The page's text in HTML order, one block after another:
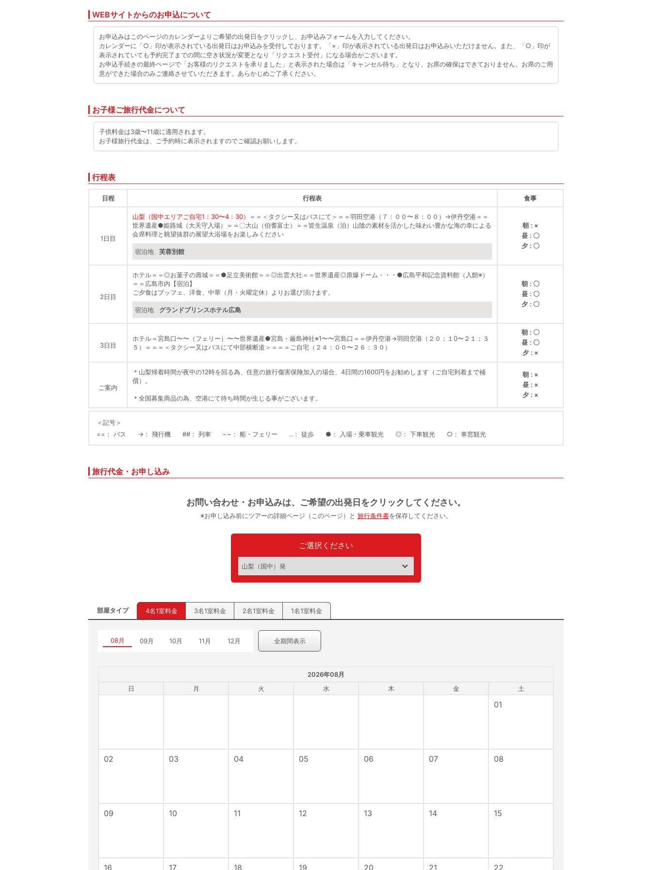
WEBサイトからのお申込について
お申込みはこのページのカレンダーよりご希望の出発日をクリックし、お申込みフォームを入力してください。
カレンダーに「○」印が表示されている出発日はお申込みを受付しております。「×」印が表示されている出発日はお申込みいただけません。また、「○」印が
表示されていても予約完了までの間に空き状況が変更となり「リクエスト受付」になる場合がございます。
お申込手続きの最終ページで「お客様のリクエストを承りました」と表示された場合は「キャンセル待ち」となり、お席の確保はできておりません。お席のご用
意ができた場合のみご連絡させていただきます。あらかじめご了承ください。
お子様ご旅行代金について
子供料金は3歳〜11歳に適用されます。
お子様旅行代金は、ご予約時に表示されますのでご確認お願いします。
行程表
日程 行程表 食事
1日目
山梨（国中エリアご自宅1：30〜4：30） ＝＝＜タクシー又はバスにて＞＝＝羽田空港（７：００〜８：００） →伊丹空港＝＝
世界遺産●姫路城（大天守入場）＝＝〇大山（伯耆富士）＝＝皆生温泉（泊）山陰の素材を活かした味わい豊かな海の幸による
会席料理と眺望抜群の展望大浴場をお楽しみください
宿泊地 芙蓉別館
朝
×
昼
〇
夕
〇
2日目
ホテル＝＝◎お菓子の壽城＝＝ ●足立美術館＝＝◎出雲大社＝＝世界遺産◎原爆ドーム・・・ ●広島平和記念資料館（入館※）
＝＝広島市内【宿泊】
ご夕食はブッフェ、洋食、中華（月・火曜定休）よりお選び頂けます。
宿泊地 グランドプリンスホテル広島
朝
〇
昼
〇
夕
〇
3日目
ホテル＝宮島口〜〜（フェリー）〜〜世界遺産●宮島・厳島神社※1〜〜宮島口＝＝伊丹空港→羽田空港（２０：１0〜２１：３
５）＝＝＝＜タクシー又はバスにて中部横断道＞＝＝＝ご自宅（２４：００〜２６：３０）
朝
〇
昼
〇
夕
×
ご案内
＊山梨帰着時間が夜中の12時を回る為、任意の旅行傷害保険加入の場合、4日間の1600円をお勧めします（ご自宅到着まで補
償）。
＊全国募集商品の為、空港にて待ち時間が生じる事がございます。
朝
×
昼
×
夕
×
＜記号＞
==
バス → 飛行機 ## 列車 ~~ 船・フェリー .. 徒歩 ● 入場・乗車観光 ◎ 下車観光 ○ 車窓観光
旅行代金・お申し込み
お問い合わせ・お申込みは、ご希望の出発日をクリックしてください。
※お申し込み前にツアーの詳細ページ（このページ）と 旅行条件書を保存してください。
ご選択ください
部屋タイプ 4名1室料金 3名1室料金 2名1室料金 1名1室料金
08月 09月 10月 11月 12月 全期間表示
2026年08月
日
月 火 水 木 金 土
01
02 03 04 05 06 07 08
09 10 11 12 13 14 15
16 17 18 19 20 21 22